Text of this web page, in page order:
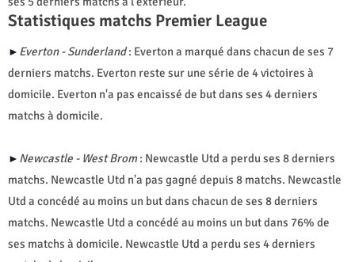
Statistiques matchs Premier League
► Everton - Sunderland: Everton a marqué dans chacun de ses 7
derniers matchs. Everton reste sur une série de 4 victoires à
domicile. Everton n'a pas encaissé de but dans ses 4 derniers
matchs à domicile.
► Newcastle - West Brom: Newcastle Utd a perdu ses 8 derniers
matchs. Newcastle Utd n'a pas gagné depuis 8 matchs. Newcastle
Utd a concédé au moins un but dans chacun de ses 8 derniers
matchs. Newcastle Utd a concédé au moins un but dans 76% de
ses matchs à domicile. Newcastle Utd a perdu ses 4 derniers